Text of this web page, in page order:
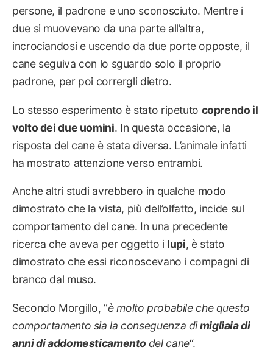
persone, il padrone e uno sconosciuto. Mentre i
due si muovevano da una parte all’altra,
incrociandosi e uscendo da due porte opposte, il
cane seguiva con lo sguardo solo il proprio
padrone, per poi corrergli dietro.
Lo stesso esperimento è stato ripetuto coprendo il
volto dei due uomini. In questa occasione, la
risposta del cane è stata diversa. L’animale infatti
ha mostrato attenzione verso entrambi.
Anche altri studi avrebbero in qualche modo
dimostrato che la vista, più dell’olfatto, incide sul
comportamento del cane. In una precedente
ricerca che aveva per oggetto i lupi, è stato
dimostrato che essi riconoscevano i compagni di
branco dal muso.
Secondo Morgillo, “è molto probabile che questo
comportamento sia la conseguenza dimigliaia di
anni di addomesticamento del cane“.